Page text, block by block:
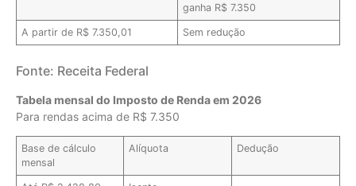
ganha R$ 7.350
A partir de R$ 7.350,01 Sem redução
Fonte: Receita Federal
Tabela mensal do Imposto de Renda em 2026
Para rendas acima de R$ 7.350
Base de cálculo
mensal
Alíquota Dedução